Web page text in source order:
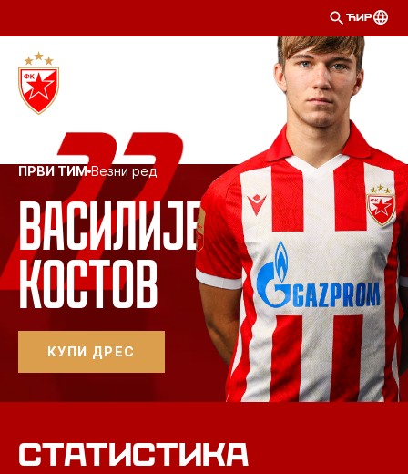
ЋИР
ПРВИ ТИМ Везни ред
Василије
Костов
КУПИ ДРЕС
СТАТИСТИКА